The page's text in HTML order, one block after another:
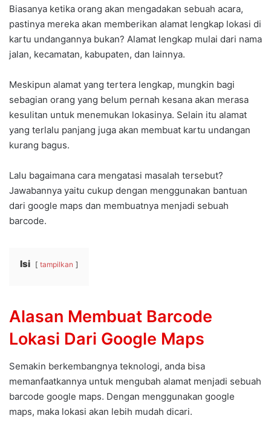
Biasanya ketika orang akan mengadakan sebuah acara,
pastinya mereka akan memberikan alamat lengkap lokasi di
kartu undangannya bukan? Alamat lengkap mulai dari nama
jalan, kecamatan, kabupaten, dan lainnya.
Meskipun alamat yang tertera lengkap, mungkin bagi
sebagian orang yang belum pernah kesana akan merasa
kesulitan untuk menemukan lokasinya. Selain itu alamat
yang terlalu panjang juga akan membuat kartu undangan
kurang bagus.
Lalu bagaimana cara mengatasi masalah tersebut?
Jawabannya yaitu cukup dengan menggunakan bantuan
dari google maps dan membuatnya menjadi sebuah
barcode.
Isi tampilkan
Alasan Membuat Barcode
Lokasi Dari Google Maps
Semakin berkembangnya teknologi, anda bisa
memanfaatkannya untuk mengubah alamat menjadi sebuah
barcode google maps. Dengan menggunakan google
maps, maka lokasi akan lebih mudah dicari.